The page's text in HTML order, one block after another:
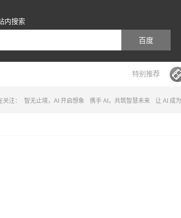
内搜索
百度
特别推荐
大家正在关注： 智由 AI，触手可及 AI 领航，智创非凡
可能！